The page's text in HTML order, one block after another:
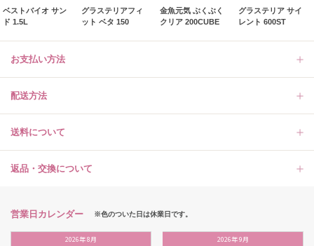
ベストバイオ サン
ド 1.5L
グラステリアフィ
ット ベタ 150
金魚元気 ぶくぶく
クリア 200CUBE
グラステリア サイ
レント 600ST
お支払い方法
配送方法
送料について
返品・交換について
営業日カレンダー ※色のついた日は休業日です。
2026年8月 2026年9月